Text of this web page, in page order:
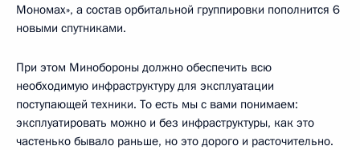
Мономах», а состав орбитальной группировки пополнится 6
новыми спутниками.
При этом Минобороны должно обеспечить всю
необходимую инфраструктуру для эксплуатации
поступающей техники. То есть мы с вами понимаем:
эксплуатировать можно и без инфраструктуры, как это
частенько бывало раньше, но это дорого и расточительно.